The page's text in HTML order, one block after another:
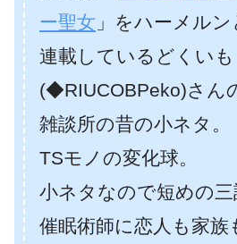
ー聖女 」をハーメル
連載しているどくいも
(◆RIUCOBPeko)さん
雑談所の昔の小ネタ。
TSモノの変化球。
小ネタなので短めの三
催眠術師に恋人も家族